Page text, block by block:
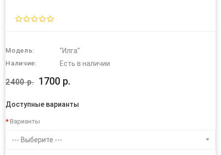
Модель: "Илга"
Наличие: Есть в наличии
2400 р. 1700 р.
Доступные варианты
Варианты
--- Выберите ---